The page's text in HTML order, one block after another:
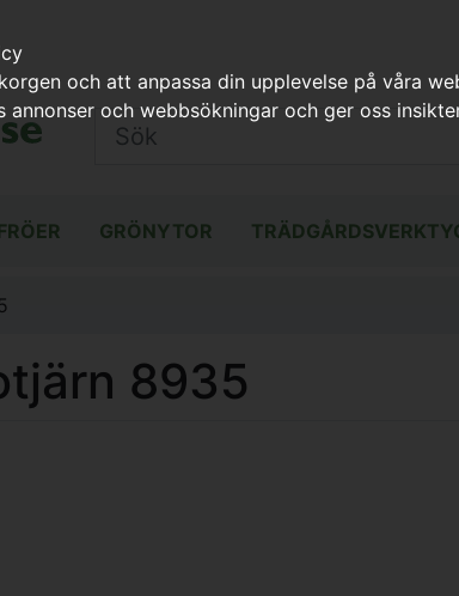
GRÖNYTOR
8935
och att anpassa din upplevelse på våra
och webbsökningar och ger oss